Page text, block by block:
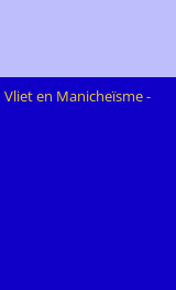
en Manicheïsme -